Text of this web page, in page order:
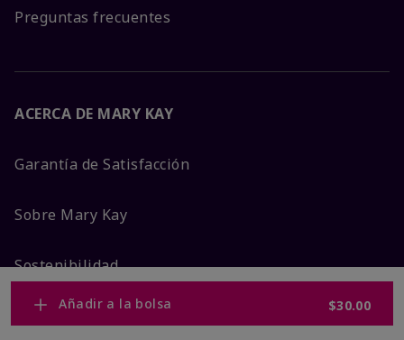
Añadir a la bolsa $30.00
Preguntas frecuentes
ACERCA DE MARY KAY
Garantía de Satisfacción
Sobre Mary Kay
Sostenibilidad
Promesa De Producto